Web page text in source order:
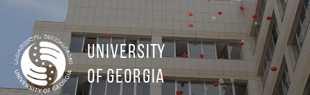
UNIVERSITY
OF GEORGIA